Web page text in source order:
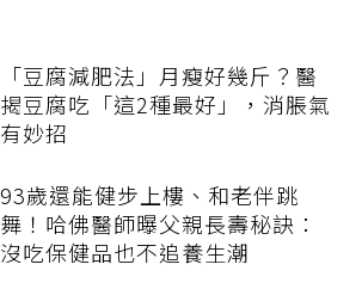
「豆腐減肥法」月瘦好幾斤？醫
揭豆腐吃「這2種最好」，消脹氣
有妙招
93歲還能健步上樓、和老伴跳
舞！哈佛醫師曝父親長壽秘訣：
沒吃保健品也不追養生潮